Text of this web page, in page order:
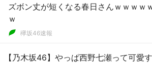
ズボン丈が短くなる春日さんｗｗｗｗ
ｗ
欅坂46速報
【乃木坂46】やっぱ西野七瀬って可愛